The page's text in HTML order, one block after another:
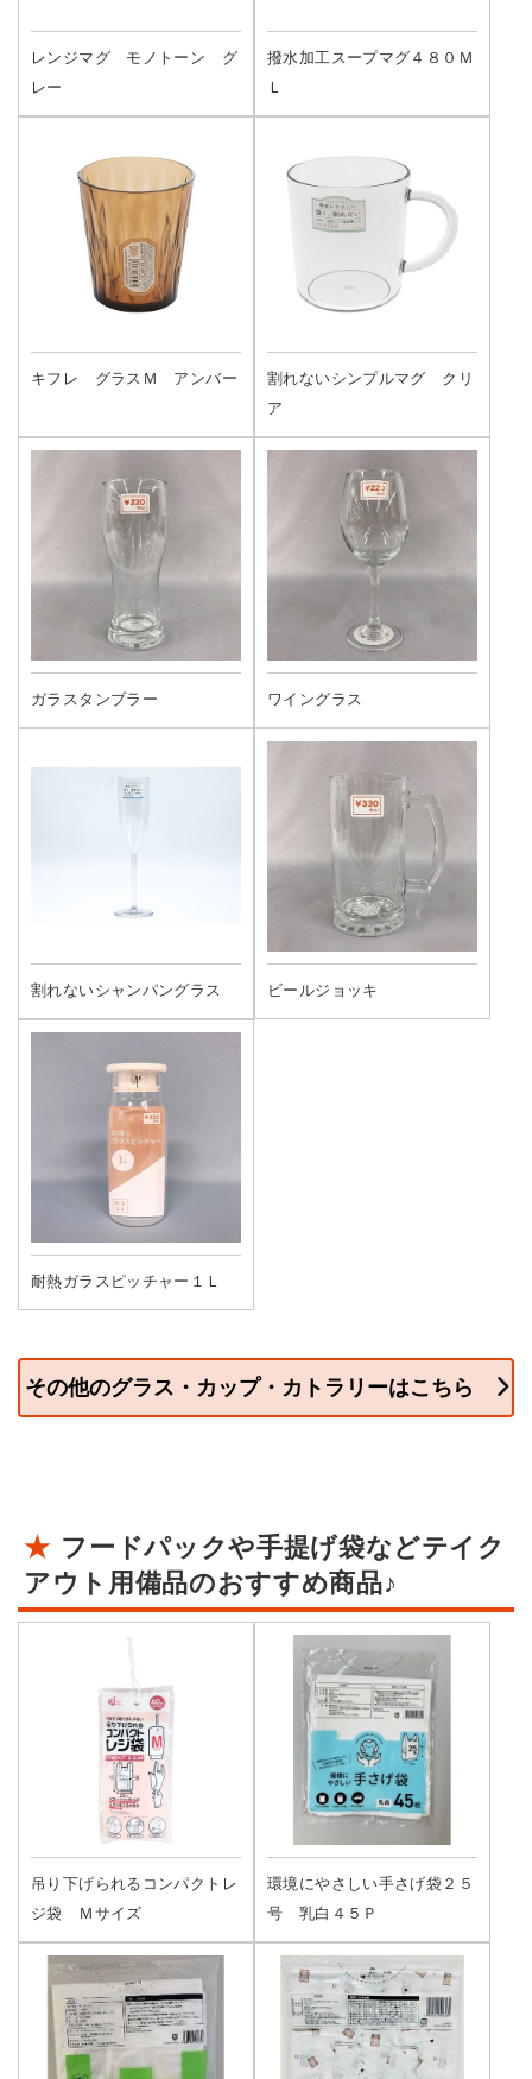
レンジマグ モノトーン グ
レー
撥水加工スープマグ４８０Ｍ
Ｌ
キフレ グラスＭ アンバー
割れないシンプルマグ クリ
ア
ガラスタンブラー ワイングラス
割れないシャンパングラス ビールジョッキ
耐熱ガラスピッチャー１Ｌ
その他のグラス・カップ・カトラリーはこちら
フードパックや手提げ袋などテイク
アウト用備品のおすすめ商品♪
吊り下げられるコンパクトレ
ジ袋 Ｍサイズ
環境にやさしい手さげ袋２５
号 乳白４５Ｐ